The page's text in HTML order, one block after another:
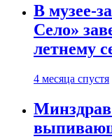
В музее-
Село»
летнему
4 месяца спустя